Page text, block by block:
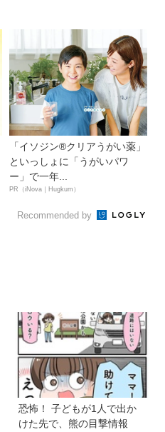
「イソジン®クリアうがい薬」
といっしょに「うがいパワ
ー」で一年...
PR（iNova｜Hugkum）
Recommended by
恐怖！ 子どもが1人で出か
けた先で、熊の目撃情報